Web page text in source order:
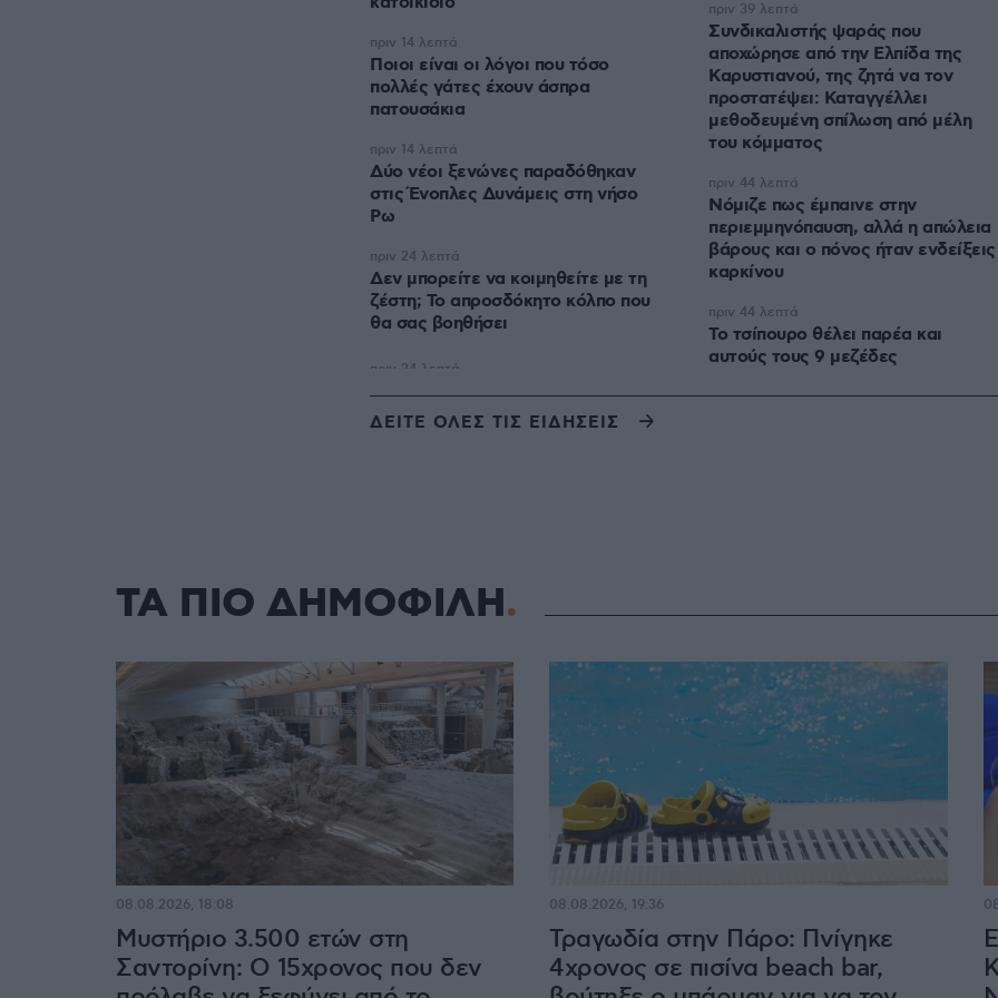
Ποιοι είναι οι λόγοι που τόσο
πολλές γάτες έχουν άσπρα
πατουσάκια
πριν 14 λεπτά
Δύο νέοι ξενώνες παραδόθηκαν
στις Ένοπλες Δυνάμεις στη νήσο
Ρω
πριν 14 λεπτά
Δεν μπορείτε να κοιμηθείτε με τη
ζέστη; Το απροσδόκητο κόλπο που
θα σας βοηθήσει
πριν 24 λεπτά
Συνδικαλιστής ψαράς που
αποχώρησε από την Ελπίδα της
Καρυστιανού, της ζητά να τον
προστατέψει: Καταγγέλλει
μεθοδευμένη σπίλωση από μέλη
του κόμματος
πριν 39 λεπτά
Νόμιζε πως έμπαινε στην
περιεμμηνόπαυση, αλλά η απώλεια
βάρους και ο πόνος ήταν ενδείξεις
καρκίνου
πριν 44 λεπτά
Το τσίπουρο θέλει παρέα και
αυτούς τους 9 μεζέδες
πριν 44 λεπτά
ΔΕΙΤΕ ΟΛΕΣ ΤΙΣ ΕΙΔΗΣΕΙΣ
ΤΑ ΠΙΟ ΔΗΜΟΦΙΛΗ
Μυστήριο 3.500 ετών στη
Σαντορίνη: Ο 15χρονος που δεν
08.08.2026, 18:08
Τραγωδία στην Πάρο: Πνίγηκε
4χρονος σε πισίνα beach bar,
08.08.2026, 19:36